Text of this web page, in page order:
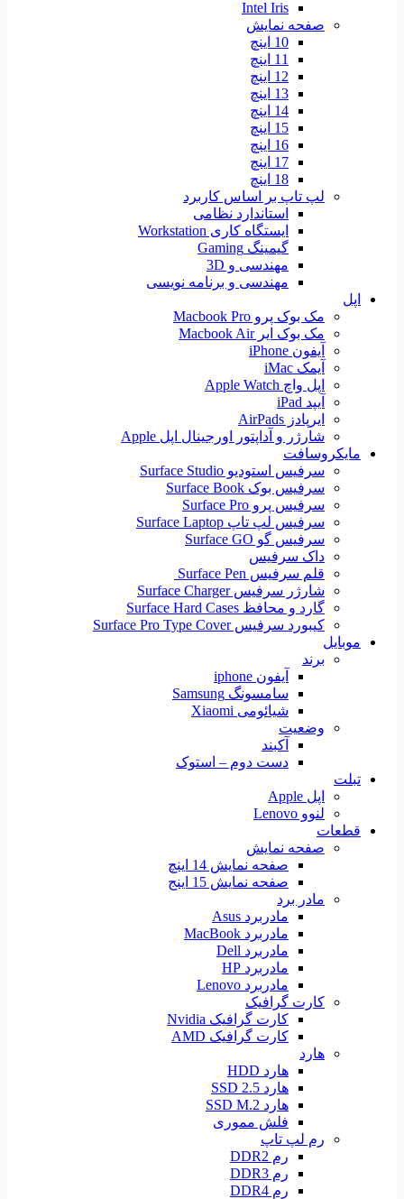
Intel Iris
صفحه نمایش
10 اینچ
11 اینچ
12 اینچ
13 اینچ
14 اینچ
15 اینچ
16 اینچ
17 اینچ
18 اینچ
لپ تاپ بر اساس کاربرد
استاندارد نظامی
ایستگاه کاری Workstation
گیمینگ Gaming
مهندسی و 3D
مهندسی و برنامه نویسی
اپل
مک بوک پرو Macbook Pro
مک بوک ایر Macbook Air
آیفون iPhone
آیمک iMac
اپل واچ Apple Watch
آیپد iPad
ایرپادز AirPads
شارژر و آداپتور اورجینال اپل Apple
مایکروسافت
سرفیس استودیو Surface Studio
سرفیس بوک Surface Book
سرفیس پرو Surface Pro
سرفیس لپ تاپ Surface Laptop
سرفیس گو Surface GO
داک سرفیس
قلم سرفیس Surface Pen
شارژر سرفیس Surface Charger
گارد و محافظ Surface Hard Cases
کیبورد سرفیس Surface Pro Type Cover
موبایل
برند
آیفون iphone
سامسونگ Samsung
شیائومی Xiaomi
وضعیت
آکبند
دست دوم – استوک
تبلت
اپل Apple
لنوو Lenovo
قطعات
صفحه نمایش
صفحه نمایش 14 اینچ
صفحه نمایش 15 اینج
مادر برد
مادربرد Asus
مادربرد MacBook
مادربرد Dell
مادربرد HP
مادربرد Lenovo
کارت گرافیک
کارت گرافیک Nvidia
کارت گرافیک AMD
هارد
هارد HDD
هارد SSD 2.5
هارد SSD M.2
فلش مموری
رم لپ تاپ
رم DDR2
رم DDR3
رم DDR4